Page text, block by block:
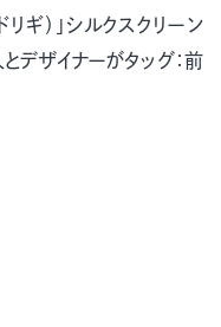
リギ）」シルクスクリーン
デザイナーがタッグ：前